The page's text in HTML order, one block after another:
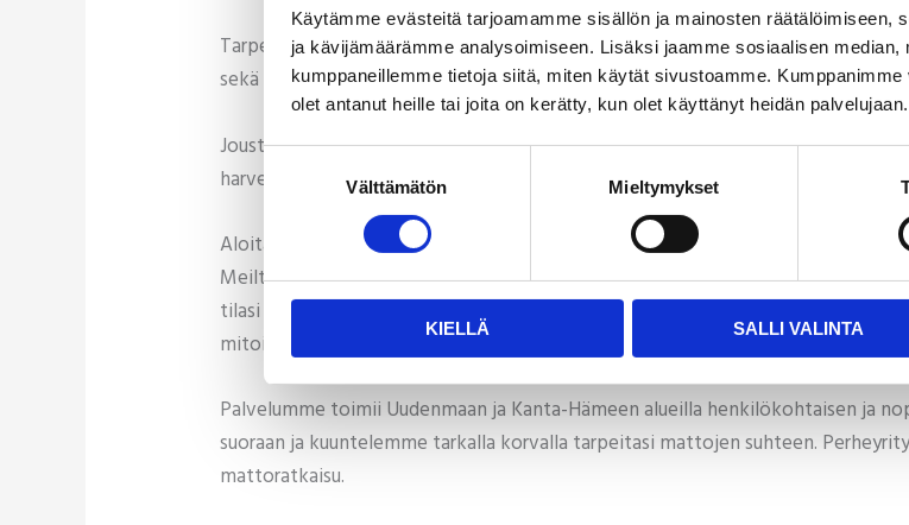
Käytämme evästeitä tarjoamamme sisällön ja mainosten räätälöimiseen,
ja kävijämäärämme analysoimiseen. Lisäksi jaamme sosiaalisen median,
kumppaneillemme tietoja siitä, miten käytät sivustoamme.
olet antanut heille tai joita on kerätty, kun olet käyttänyt heidän palvelujaan.
Suostumuksen
valinta
Välttämätön Mieltymykset
KIELLÄ SALLI VALINTA
Tarpeenmukainen vaihtoväli tarkoittaa, että matot vaihdetaan juuri oikeaan
sekä mattokuluissa että työajassa. Kun matot pysyvät toimintakuntoisina
Joustava palvelumalli mukautuu myös taloyhtiön erityistilanteisiin.
harventaa sitä. Reagoimme nopeasti ja joustamme muuttuvissa tilanteissa,
Aloita säästäminen ammattimaisella mattosuunnittelulla
Meiltä löytyy useita ratkaisuehdotuksia mattohaasteisiisi. Suunnitellaan asia
tilasi tarpeita. Yli tuhannen taloyhtiön kokemuksella ja yli 30 vuoden
mitoitetun ratkaisun.
Palvelumme toimii Uudenmaan ja Kanta-Hämeen alueilla henkilökohtaisen ja
suoraan ja kuuntelemme tarkalla korvalla tarpeitasi mattojen suhteen.
mattoratkaisu.